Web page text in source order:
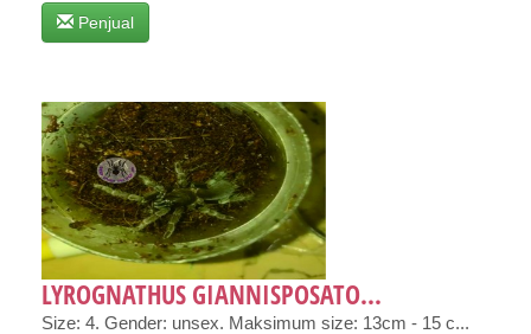
Penjual
LYROGNATHUS GIANNISPOSATO...
Size: 4. Gender: unsex. Maksimum size: 13cm - 15 c...